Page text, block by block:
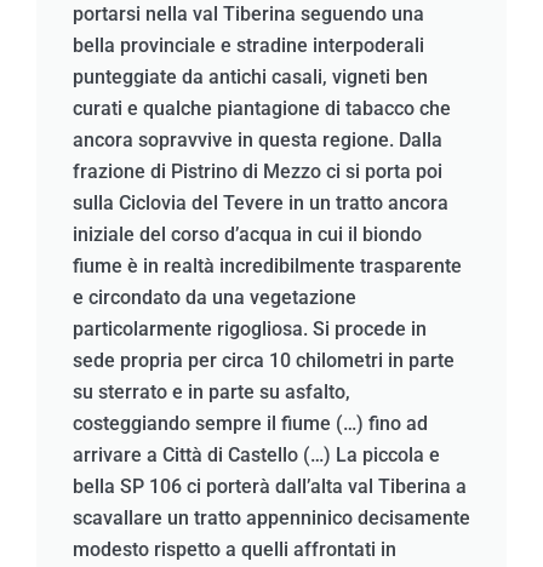
portarsi nella val Tiberina seguendo una
bella provinciale e stradine interpoderali
punteggiate da antichi casali, vigneti ben
curati e qualche piantagione di tabacco che
ancora sopravvive in questa regione. Dalla
frazione di Pistrino di Mezzo ci si porta poi
sulla Ciclovia del Tevere in un tratto ancora
iniziale del corso d’acqua in cui il biondo
fiume è in realtà incredibilmente trasparente
e circondato da una vegetazione
particolarmente rigogliosa. Si procede in
sede propria per circa 10 chilometri in parte
su sterrato e in parte su asfalto,
costeggiando sempre il fiume (…) fino ad
arrivare a Città di Castello (…) La piccola e
bella SP 106 ci porterà dall’alta val Tiberina a
scavallare un tratto appenninico decisamente
modesto rispetto a quelli affrontati in